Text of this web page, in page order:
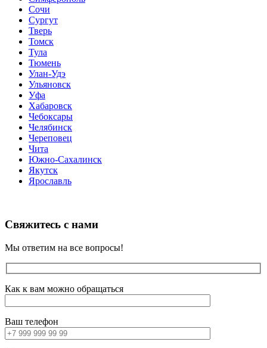
Сочи
Сургут
Тверь
Томск
Тула
Тюмень
Улан-Удэ
Ульяновск
Уфа
Хабаровск
Чебоксары
Челябинск
Череповец
Чита
Южно-Сахалинск
Якутск
Ярославль
Свяжитесь с нами
Мы ответим на все вопросы!
Как к вам можно обращаться
Ваш телефон